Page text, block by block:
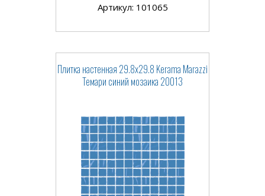
Артикул: 101065
Плитка настенная 29.8x29.8 Kerama Marazzi
Темари синий мозаика 20013